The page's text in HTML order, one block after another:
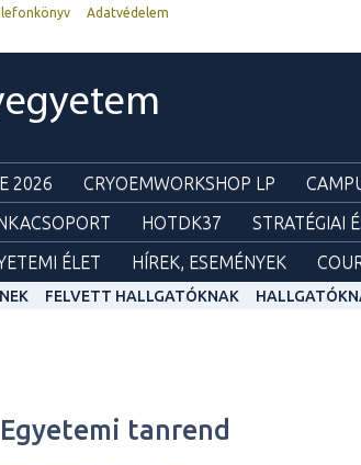
Adatvédelem
2026 CRYOEMWORKSHOP LP
HOTDK37 STRATÉGIAI
ÉLET HÍREK, ESEMÉNYEK
FELVETT HALLGATÓKNAK
Egyetemi tanrend